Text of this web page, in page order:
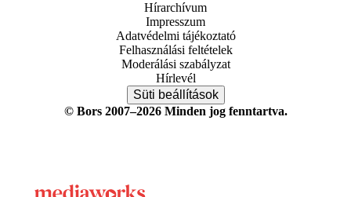
Hírarchívum
Impresszum
Adatvédelmi tájékoztató
Felhasználási feltételek
Moderálási szabályzat
Hírlevél
Süti beállítások
© Bors 2007–2026 Minden jog fenntartva.